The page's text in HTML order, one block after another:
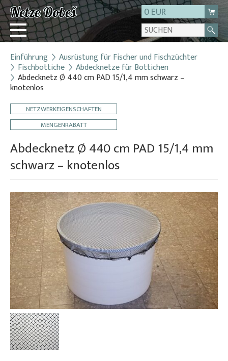
0 EUR
Login
Registrierung
Kontakt
Einführung Ausrüstung für Fischer und Fischzüchter
Fischbottiche Abdecknetze für Bottichen
Abdecknetz Ø 440 cm PAD 15/1,4 mm schwarz –
knotenlos
NETZWERKEIGENSCHAFTEN
MENGENRABATT
Abdecknetz Ø 440 cm PAD 15/1,4 mm
schwarz – knotenlos